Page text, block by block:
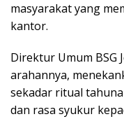
masyarakat yang
kantor.
Direktur Umum BSG
arahannya,
sekadar ritual
dan rasa syukur